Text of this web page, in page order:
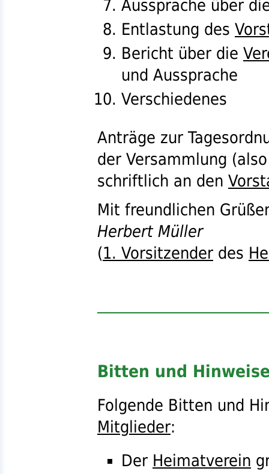
Aussprache über
Entlastung des
Bericht über die
und Aussprache
Verschiedenes
Anträge zur
der Versammlung
schriftlich an den
Mit freundlichen
Herbert Müller
(1. Vorsitzender des
Bitten und
Folgende Bitten und
Mitglieder:
Der Heimatverein